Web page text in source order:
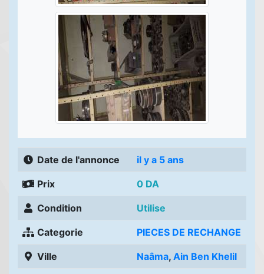
Date de l'annonce il y a 5 ans
Prix 0 DA
Condition Utilise
Categorie PIECES DE RECHANGE
Ville Naâma, Ain Ben Khelil